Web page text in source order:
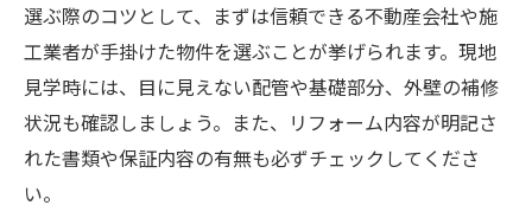
選ぶ際のコツとして、まずは信頼できる不動産会社や施
工業者が手掛けた物件を選ぶことが挙げられます。現地
見学時には、目に見えない配管や基礎部分、外壁の補修
状況も確認しましょう。また、リフォーム内容が明記さ
れた書類や保証内容の有無も必ずチェックしてくださ
い。